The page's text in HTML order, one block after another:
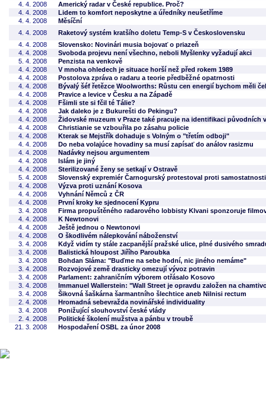
4. 4. 2008
Americký radar v České republice. Proč?
4. 4. 2008
Lidem to komfort neposkytne a úředníky neušetříme
4. 4. 2008
Měsíční
4. 4. 2008
Raketový systém kratšího doletu Temp-S v Československu
4. 4. 2008
Slovensko: Novinári musia bojovať o priazeň
4. 4. 2008
Svoboda projevu není všechno, neboli Myšlenky vyžadují akci
5. 4. 2008
Penzista na venkově
4. 4. 2008
V mnoha ohledech je situace horší než před rokem 1989
4. 4. 2008
Postolova zpráva o radaru a teorie předběžné opatrnosti
4. 4. 2008
Bývalý šéf řetězce Woolworths: Růstu cen energií bychom měli
4. 4. 2008
Pravice a levice v Česku a na Západě
4. 4. 2008
Fšimli ste si fčil té Tálie?
4. 4. 2008
Jak daleko je z Bukurešti do Pekingu?
4. 4. 2008
Židovské muzeum v Praze také pracuje na identifikaci původních
4. 4. 2008
Christianie se vzbouřila po zásahu policie
4. 4. 2008
Kterak se Mejstřík dohaduje s Volným o "třetím odboji"
4. 4. 2008
Do neba volajúce hovadiny sa musí zapísať do análov rasizmu
4. 4. 2008
Nadávky nejsou argumentem
4. 4. 2008
Islám je jiný
4. 4. 2008
Sterilizované ženy se setkají v Ostravě
5. 4. 2008
Slovenský expremiér Čarnogurský protestoval proti
4. 4. 2008
Výzva proti uznání Kosova
4. 4. 2008
Vyhnání Němců z ČR
4. 4. 2008
První kroky ke sjednocení Kypru
3. 4. 2008
Firma propuštěného radarového lobbisty Klvani sponzoruje
4. 4. 2008
K Newtonovi
4. 4. 2008
Ještě jednou o Newtonovi
4. 4. 2008
O škodlivém nálepkování náboženství
3. 4. 2008
Když vidím ty stále zacpanější pražské ulice, plné dusivého
3. 4. 2008
Balistická hloupost Jiřího Paroubka
3. 4. 2008
Bohdan Sláma: "Buďme na sebe hodní, nic jiného nemáme"
3. 4. 2008
Rozvojové země drasticky omezují vývoz potravin
3. 4. 2008
Parlament: zahraničním výborem otřásalo Kosovo
3. 4. 2008
Immanuel Wallerstein: "Wall Street je opravdu založen na
3. 4. 2008
Šikovná šaškárna šarmantního šlechtice aneb Nilnisi rectum
2. 4. 2008
Hromadná sebevražda novinářské individuality
3. 4. 2008
Ponižující slouhovství české vlády
2. 4. 2008
Politické školení mužstva a pánbu v troubě
21. 3. 2008
Hospodaření OSBL za únor 2008